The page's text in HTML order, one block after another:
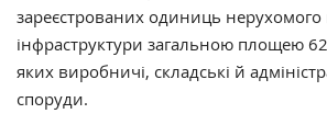
зареєстрованих одиниць
інфраструктури загальною площею
яких виробничі, складські й
споруди.